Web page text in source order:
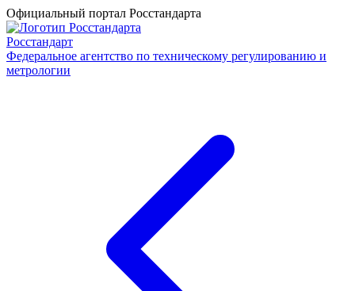
Официальный портал Росстандарта
Росстандарт
Федеральное агентство по техническому регулированию и
метрологии